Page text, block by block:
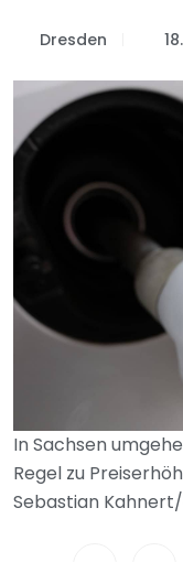
Dresden
In Sachsen
Regel zu
Sebastian